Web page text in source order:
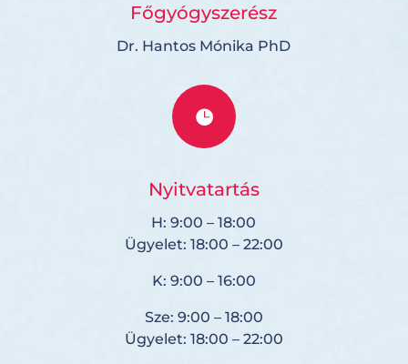
Főgyógyszerész
Dr. Hantos Mónika PhD

Nyitvatartás
H: 9:00 – 18:00
Ügyelet: 18:00 – 22:00
K: 9:00 – 16:00
Sze: 9:00 – 18:00
Ügyelet: 18:00 – 22:00